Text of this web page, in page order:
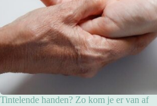
Tintelende handen? Zo kom je er van af